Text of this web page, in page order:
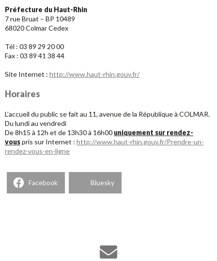
Préfecture du Haut-Rhin
7 rue Bruat – BP 10489
68020 Colmar Cedex
Tél : 03 89 29 20 00
Fax : 03 89 41 38 44
Site Internet : http://www.haut-rhin.gouv.fr/
Horaires
L’accueil du public se fait au 11, avenue de la République à COLMAR.
Du lundi au vendredi
De 8h15 à 12h et de 13h30 à 16h00 uniquement sur rendez-
vouspris sur Internet : http://www.haut-rhin.gouv.fr/Prendre-un-
rendez-vous-en-ligne
Facebook Bluesky